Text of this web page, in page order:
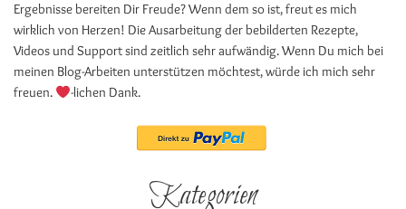
Ergebnisse bereiten Dir Freude? Wenn dem so ist, freut es mich
wirklich von Herzen! Die Ausarbeitung der bebilderten Rezepte,
Videos und Support sind zeitlich sehr aufwändig. Wenn Du mich bei
meinen Blog-Arbeiten unterstützen möchtest, würde ich mich sehr
freuen.
-lichen Dank.
Kategorien